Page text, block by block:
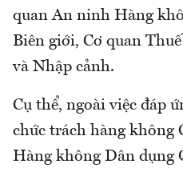
quan An ninh Hàng
Biên giới, Cơ quan
và Nhập cảnh.
Cụ thể, ngoài việc đáp
chức trách hàng không
Hàng không Dân dụng